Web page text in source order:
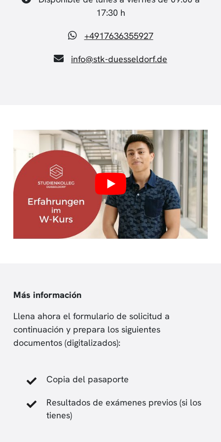
17:30 h
+4917636355927
info@stk-duesseldorf.de
Más información
Llena ahora el formulario de solicitud a
continuación y prepara los siguientes
documentos (digitalizados):
Copia del pasaporte
Resultados de exámenes previos (si los
tienes)